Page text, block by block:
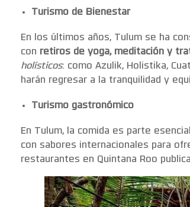
Turismo de Bienestar
En los últimos años, Tulum se ha
con retiros de yoga, meditación y
holísticos: como Azulik, Holistika,
harán regresar a la tranquilidad y
Turismo gastronómico
En Tulum, la comida es parte
con sabores internacionales para
restaurantes en Quintana Roo